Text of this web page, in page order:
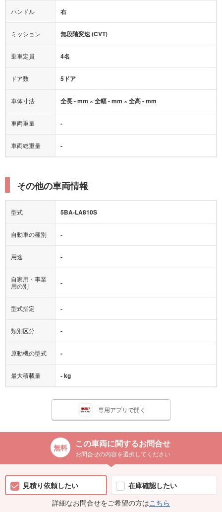
ヒルディセントコントロール
オートマチックハイビーム
ハンドル 右
ミッション 無段階変速 (CVT)
乗車定員 4名
ドア数 5ドア
車体寸法 全長 - mm × 全幅 - mm × 全高 - mm
車両重量 -
車両総重量 -
その他の車両情報
型式 5BA-LA810S
自動車の種別 -
用途 -
自家用・事業
用の別
-
型式指定 -
類別区分 -
原動機の型式 -
最大積載量 - kg
専用アプリで開く
この車両に関するお問合せ
お問合せの内容を選択してください
見積り依頼したい
在庫確認したい
詳細なお問合せをご希望の方はこちら